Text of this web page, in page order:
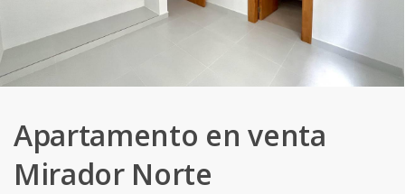
Apartamento en venta
Mirador Norte